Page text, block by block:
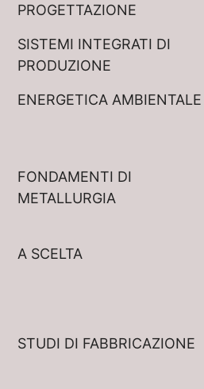
PROGETTAZIONE
SISTEMI INTEGRATI DI
PRODUZIONE
ENERGETICA AMBIENTALE
FONDAMENTI DI
METALLURGIA
A SCELTA
STUDI DI FABBRICAZIONE